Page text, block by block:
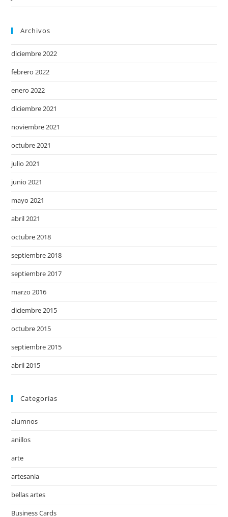
Archivos
diciembre 2022
febrero 2022
enero 2022
diciembre 2021
noviembre 2021
octubre 2021
julio 2021
junio 2021
mayo 2021
abril 2021
octubre 2018
septiembre 2018
septiembre 2017
marzo 2016
diciembre 2015
octubre 2015
septiembre 2015
abril 2015
Categorías
alumnos
anillos
arte
artesania
bellas artes
Business Cards